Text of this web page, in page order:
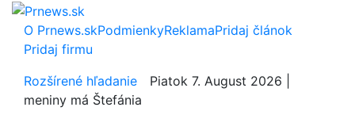
O Prnews.skPodmienkyReklamaPridaj článok
Pridaj firmu
Rozšírené hľadanie
Piatok 7. August 2026 |
meniny má Štefánia